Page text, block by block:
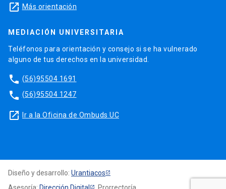
launch Más orientación
MEDIACIÓN UNIVERSITARIA
Teléfonos para orientación y consejo si se ha vulnerado
alguno de tus derechos en la universidad.
phone (56)95504 1691
phone (56)95504 1247
launch Ir a la Oficina de Ombuds UC
Diseño y desarrollo: Urantiacos
Asesoría: Dirección Digital , Prorrectoría